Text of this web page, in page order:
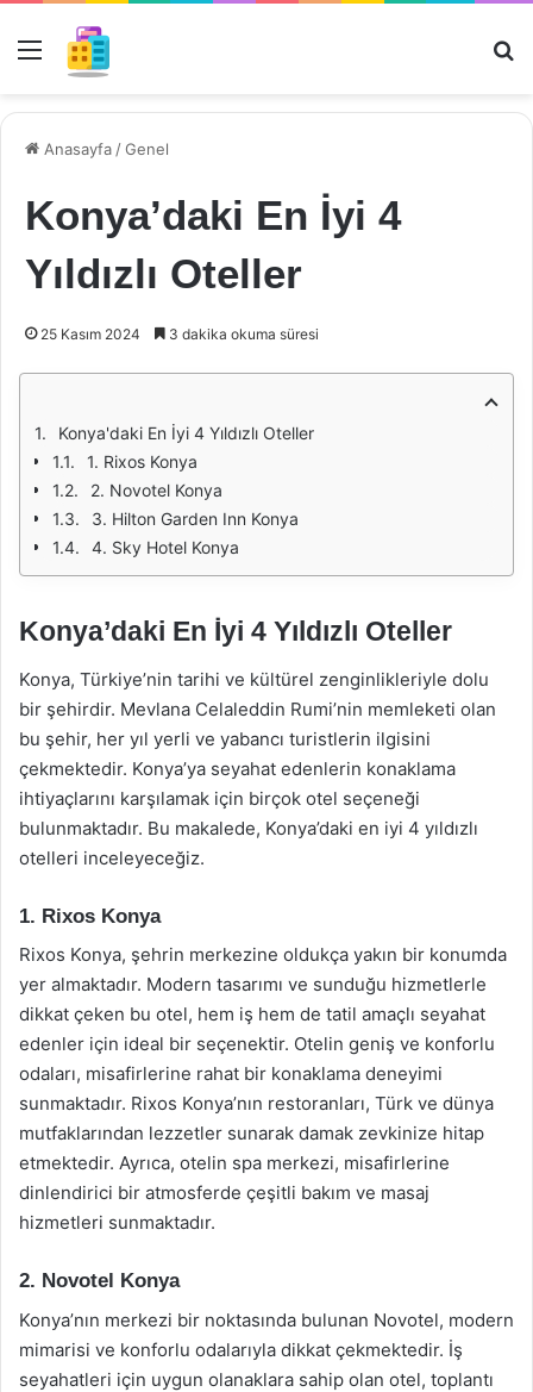
Menü
Anasayfa /Genel
Konya’daki En İyi 4
Yıldızlı Oteller
25 Kasım 2024 3 dakika okuma süresi
Konya'daki En İyi 4 Yıldızlı Oteller
1. Rixos Konya
2. Novotel Konya
3. Hilton Garden Inn Konya
4. Sky Hotel Konya
Konya’daki En İyi 4 Yıldızlı Oteller
Konya, Türkiye’nin tarihi ve kültürel zenginlikleriyle dolu
bir şehirdir. Mevlana Celaleddin Rumi’nin memleketi olan
bu şehir, her yıl yerli ve yabancı turistlerin ilgisini
çekmektedir. Konya’ya seyahat edenlerin konaklama
ihtiyaçlarını karşılamak için birçok otel seçeneği
bulunmaktadır. Bu makalede, Konya’daki en iyi 4 yıldızlı
otelleri inceleyeceğiz.
1. Rixos Konya
Rixos Konya, şehrin merkezine oldukça yakın bir konumda
yer almaktadır. Modern tasarımı ve sunduğu hizmetlerle
dikkat çeken bu otel, hem iş hem de tatil amaçlı seyahat
edenler için ideal bir seçenektir. Otelin geniş ve konforlu
odaları, misafirlerine rahat bir konaklama deneyimi
sunmaktadır. Rixos Konya’nın restoranları, Türk ve dünya
mutfaklarından lezzetler sunarak damak zevkinize hitap
etmektedir. Ayrıca, otelin spa merkezi, misafirlerine
dinlendirici bir atmosferde çeşitli bakım ve masaj
hizmetleri sunmaktadır.
2. Novotel Konya
Konya’nın merkezi bir noktasında bulunan Novotel, modern
mimarisi ve konforlu odalarıyla dikkat çekmektedir. İş
seyahatleri için uygun olanaklara sahip olan otel, toplantı